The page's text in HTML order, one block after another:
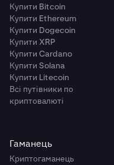
Купити Bitcoin
Купити Ethereum
Купити Dogecoin
Купити XRP
Купити Cardano
Купити Solana
Купити Litecoin
Всі путівники по
криптовалюті
Гаманець
Криптогаманець